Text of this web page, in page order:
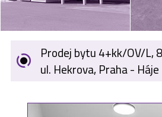
KARIÉRA
Prodej bytu 4+kk/OV/L,
ul. Hekrova, Praha - Háje